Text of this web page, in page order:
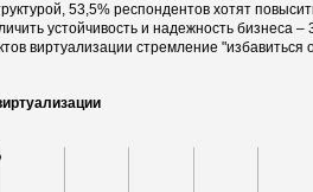
53,5% респондентов хотят
устойчивость и надежность бизнеса –
виртуализации стремление "избавиться